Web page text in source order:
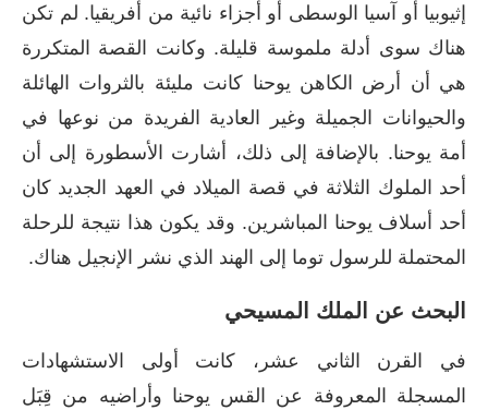
إثيوبيا أو آسيا الوسطى أو أجزاء نائية من أفريقيا. لم تكن
هناك سوى أدلة ملموسة قليلة. وكانت القصة المتكررة
هي أن أرض الكاهن يوحنا كانت مليئة بالثروات الهائلة
والحيوانات الجميلة وغير العادية الفريدة من نوعها في
أمة يوحنا. بالإضافة إلى ذلك، أشارت الأسطورة إلى أن
أحد الملوك الثلاثة في قصة الميلاد في العهد الجديد كان
أحد أسلاف يوحنا المباشرين. وقد يكون هذا نتيجة للرحلة
المحتملة للرسول توما إلى الهند الذي نشر الإنجيل هناك.
البحث عن الملك المسيحي
في القرن الثاني عشر، كانت أولى الاستشهادات
المسجلة المعروفة عن القس يوحنا وأراضيه من قِبَل